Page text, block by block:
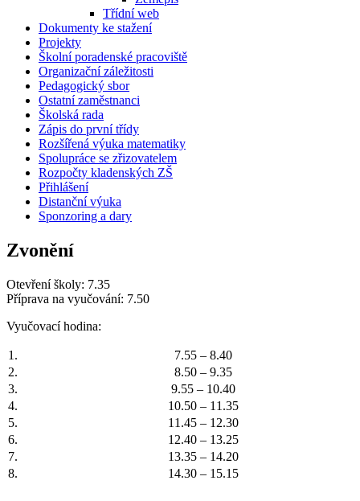
Třídní web
Dokumenty ke stažení
Projekty
Školní poradenské pracoviště
Organizační záležitosti
Pedagogický sbor
Ostatní zaměstnanci
Školská rada
Zápis do první třídy
Rozšířená výuka matematiky
Spolupráce se zřizovatelem
Rozpočty kladenských ZŠ
Přihlášení
Distanční výuka
Sponzoring a dary
Zvonění
Otevření školy: 7.35
Příprava na vyučování: 7.50
Vyučovací hodina:
1.
7.55 – 8.40
2.
8.50 – 9.35
3.
9.55 – 10.40
4.
10.50 – 11.35
5.
11.45 – 12.30
6.
12.40 – 13.25
7.
13.35 – 14.20
8.
14.30 – 15.15